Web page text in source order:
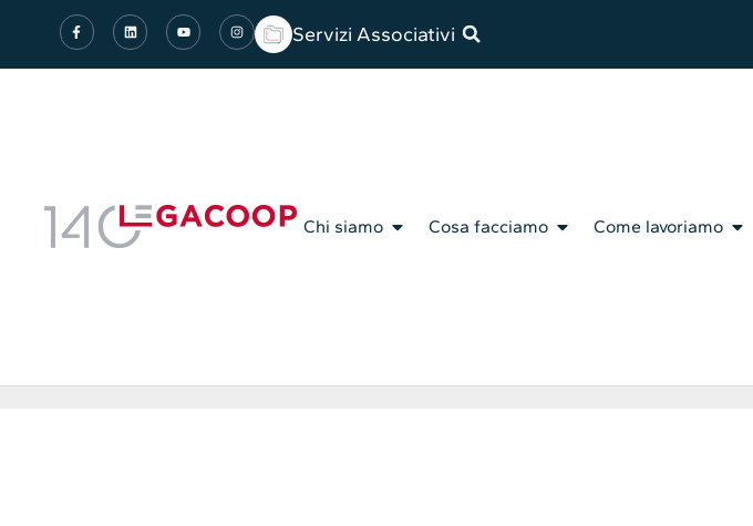
Servizi Associativi
Chi siamo Cosa facciamo Come lavoriamo